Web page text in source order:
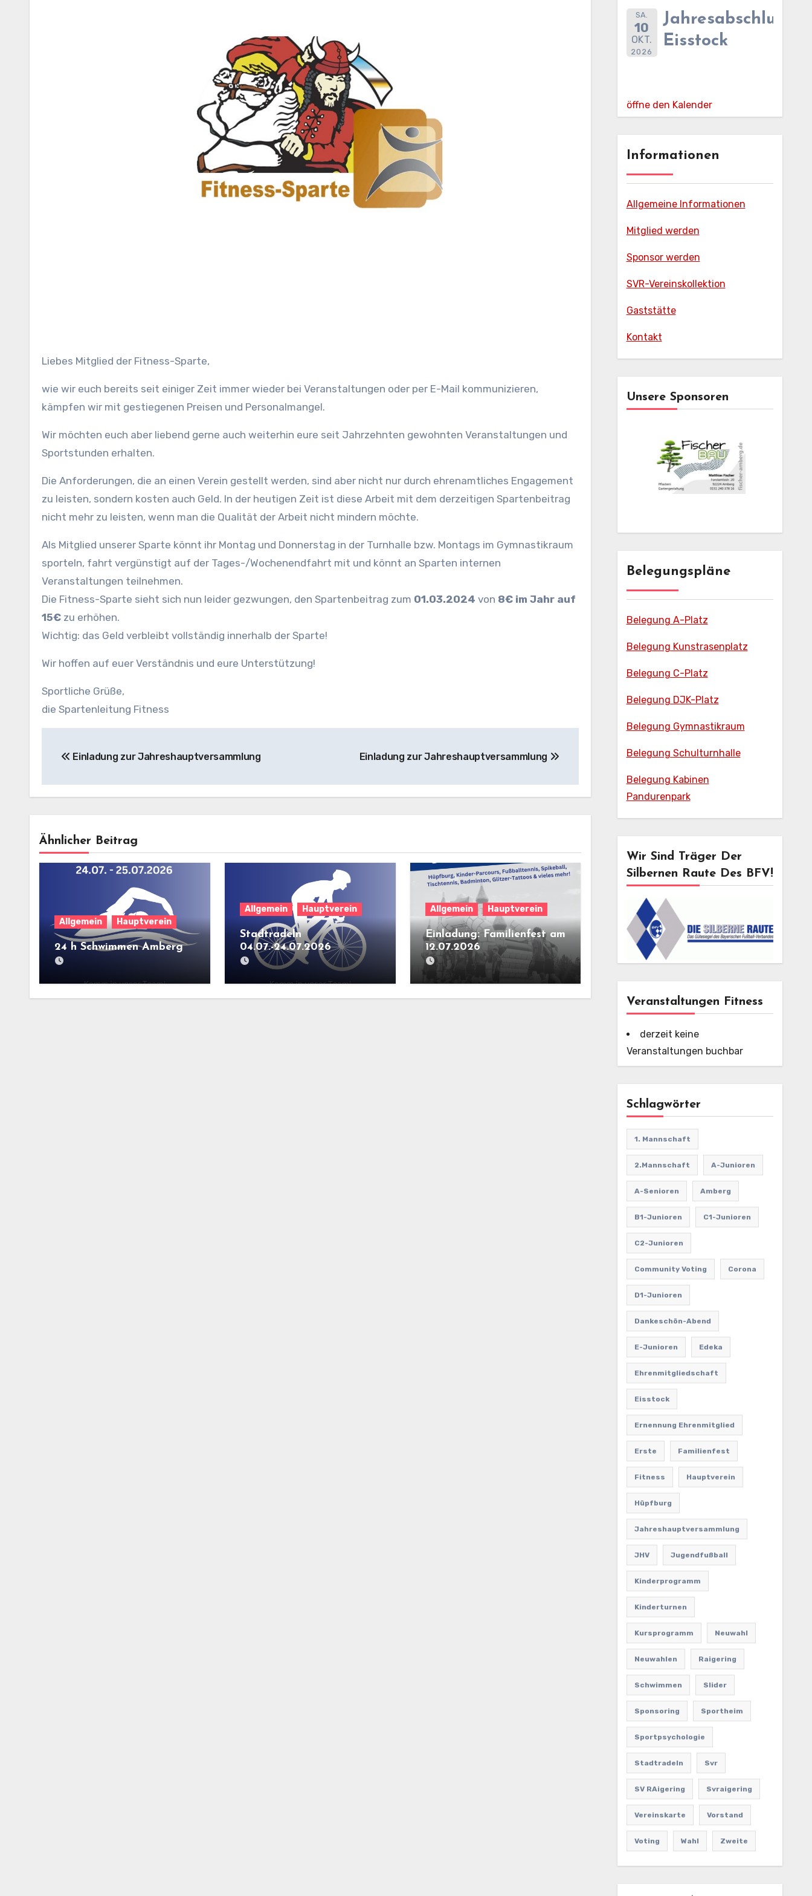
Liebes Mitglied der Fitness-Sparte,
wie wir euch bereits seit einiger Zeit immer wieder bei Veranstaltungen oder per E-Mail kommunizieren,
kämpfen wir mit gestiegenen Preisen und Personalmangel.
Wir möchten euch aber liebend gerne auch weiterhin eure seit Jahrzehnten gewohnten Veranstaltungen und
Sportstunden erhalten.
Die Anforderungen, die an einen Verein gestellt werden, sind aber nicht nur durch ehrenamtliches Engagement
zu leisten, sondern kosten auch Geld. In der heutigen Zeit ist diese Arbeit mit dem derzeitigen Spartenbeitrag
nicht mehr zu leisten, wenn man die Qualität der Arbeit nicht mindern möchte.
Als Mitglied unserer Sparte könnt ihr Montag und Donnerstag in der Turnhalle bzw. Montags im Gymnastikraum
sporteln, fahrt vergünstigt auf der Tages-/Wochenendfahrt mit und könnt an Sparten internen
Veranstaltungen teilnehmen.
Die Fitness-Sparte sieht sich nun leider gezwungen, den Spartenbeitrag zum 01.03.2024 von 8€ im Jahr auf
15€ zu erhöhen.
Wichtig: das Geld verbleibt vollständig innerhalb der Sparte!
Wir hoffen auf euer Verständnis und eure Unterstützung!
Sportliche Grüße,
die Spartenleitung Fitness
Einladung zur Jahreshauptversammlung Einladung zur Jahreshauptversammlung
Ähnlicher Beitrag
Allgemein Hauptverein
24 h Schwimmen Amberg
Allgemein Hauptverein
Stadtradeln
04.07.-24.07.2026
Allgemein Hauptverein
Einladung: Familienfest am
12.07.2026
SA.
10
OKT.
2026
Eisstock
öffne den Kalender
Informationen
Allgemeine Informationen
Mitglied werden
Sponsor werden
SVR-Vereinskollektion
Gaststätte
Kontakt
Unsere Sponsoren
Belegungspläne
Belegung A-Platz
Belegung Kunstrasenplatz
Belegung C-Platz
Belegung DJK-Platz
Belegung Gymnastikraum
Belegung Schulturnhalle
Belegung Kabinen
Pandurenpark
Wir Sind Träger Der
Silbernen Raute Des BFV!
Veranstaltungen Fitness
derzeit keine
Veranstaltungen buchbar
Schlagwörter
1. Mannschaft
2.Mannschaft A-Junioren
A-Senioren Amberg
B1-Junioren C1-Junioren
C2-Junioren
Community Voting Corona
D1-Junioren
Dankeschön-Abend
E-Junioren Edeka
Ehrenmitgliedschaft
Eisstock
Ernennung Ehrenmitglied
Erste Familienfest
Fitness Hauptverein
Hüpfburg
Jahreshauptversammlung
JHV Jugendfußball
Kinderprogramm
Kinderturnen
Kursprogramm Neuwahl
Neuwahlen Raigering
Schwimmen Slider
Sponsoring Sportheim
Sportpsychologie
Stadtradeln Svr
SV RAigering Svraigering
Vereinskarte Vorstand
Voting Wahl Zweite